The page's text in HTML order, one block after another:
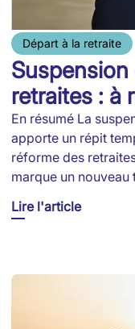
Départ à la retraite
retraites : à
En résumé La
apporte un répit
réforme des
marque un
Lire l'article